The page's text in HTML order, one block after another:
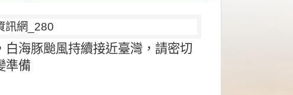
海豚颱風持續接近臺灣，請密切
準備